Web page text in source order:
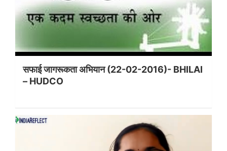
सफाई जागरूकता अभियान (22-02-2016)- BHILAI
– HUDCO